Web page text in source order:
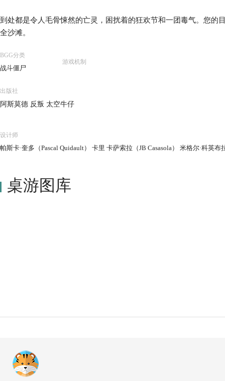
到处都是令人毛骨悚然的亡灵，困扰着的狂欢节和一团毒气。您的
全沙滩。
BGG分类
战斗僵尸
游戏机制
出版社
阿斯莫德 反叛 太空牛仔
设计师
帕斯卡·奎多（Pascal Quidault） 卡里 卡萨索拉（JB Casasola） 米格尔·科英
桌游图库